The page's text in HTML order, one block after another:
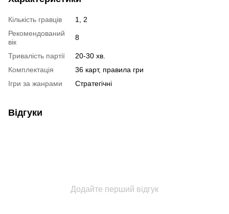
Кількість гравців
1, 2
Рекомендований
вік
8
Тривалість партії
20-30 хв.
Комплектація
36 карт, правила гри
Ігри за жанрами
Стратегічні
Відгуки
Додайте перший відгук